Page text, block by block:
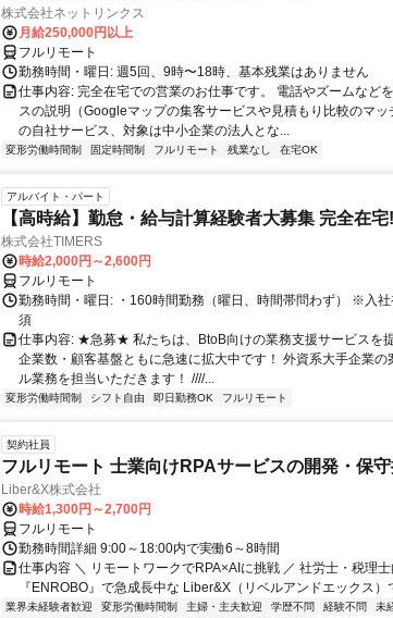
株式会社ネットリンクス
月給250,000円以上
フルリモート
勤務時間・曜日: 週5回、9時〜18時、基本残業はありません
仕事内容: 完全在宅での営業のお仕事です。 電話やズームなど
スの説明（Googleマップの集客サービスや見積もり比較のマ
の自社サービス、対象は中小企業の法人とな...
変形労働時間制 固定時間制 フルリモート 残業なし 在宅OK
アルバイト・パート
【高時給】勤怠・給与計算経験者大募集 完全在宅!
株式会社TIMERS
時給2,000円～2,600円
フルリモート
勤務時間・曜日: ・160時間勤務（曜日、時間帯問わず） ※入
須
仕事内容: ★急募★ 私たちは、BtoB向けの業務支援サービスを
企業数・顧客基盤ともに急速に拡大中です！ 外資系大手企業の
ル業務を担当いただきます！ ////...
変形労働時間制 シフト自由 即日勤務OK フルリモート
契約社員
フルリモート 士業向けRPAサービスの開発・保
Liber&X株式会社
時給1,300円～2,700円
フルリモート
勤務時間詳細 9:00～18:00内で実働6～8時間
仕事内容 ＼ リモートワークでRPA×AIに挑戦 ／ 社労士・税理
『ENROBO』で急成長中な Liber&X（リベルアンドエックス
業界未経験者歓迎 変形労働時間制 主婦・主夫歓迎 学歴不問 経験不問 未